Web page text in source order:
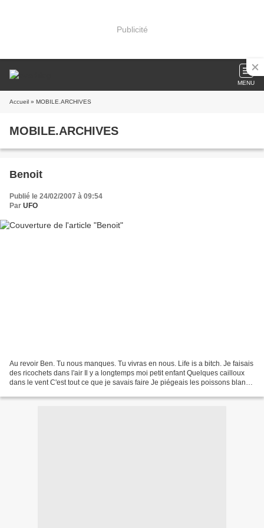
Publicité
MENU
Accueil » MOBILE.ARCHIVES
MOBILE.ARCHIVES
Benoit
Publié le 24/02/2007 à 09:54
Par UFO
Au revoir Ben. Tu nous manques. Tu vivras en nous. Life is a bitch. Je faisais
des ricochets dans l'air Il y a longtemps moi petit enfant Quelques cailloux
dans le vent C'est tout ce que je savais faire Je piégeais les poissons blancs